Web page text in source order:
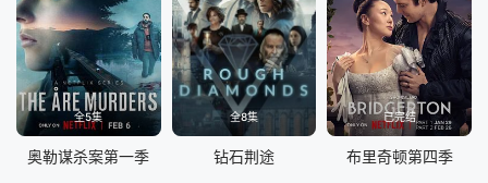
全5集
奥勒谋杀案第一季
全8集
钻石荆途
已完结
布里奇顿第四季